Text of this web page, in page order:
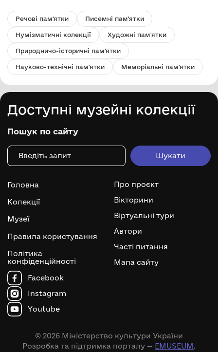
Речові пам'ятки Писемні пам'ятки
Нумізматичні колекції Художні пам'ятки
Природничо-історичні пам'ятки
Науково-технічні пам'ятки Меморіальні пам'ятки
Доступні музейні колекції
Пошук по сайту
Головна
Колекції
Музеї
Правила користування
Політика
конфіденційності
Про проєкт
Вікторини
Віртуальні тури
Автори
Часті питання
Мапа сайту
Facebook
Instagram
Youtube
© 2026 Міністерство культури України
Розробка та підтримка порталу — EMUSEUM.